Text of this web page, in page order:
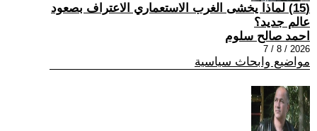
(15) لماذا يخشى الغرب الاستعماري الاعتراف بصعود
عالم جديد؟
احمد صالح سلوم
2026 / 8 / 7
مواضيع وابحاث سياسية